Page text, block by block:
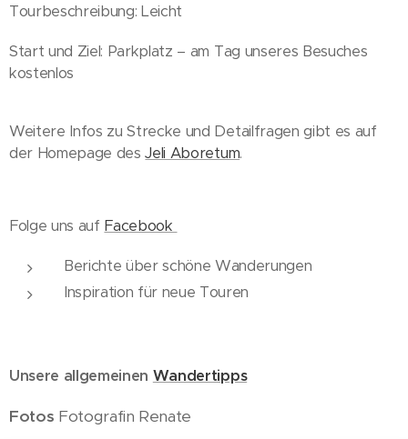
Tourbeschreibung: Leicht
Start und Ziel: Parkplatz – am Tag unseres Besuches
kostenlos
Weitere Infos zu Strecke und Detailfragen gibt es auf
der Homepage desJeli Aboretum.
Folge uns auf Facebook
Berichte über schöne Wanderungen
Inspiration für neue Touren
Unsere allgemeinen Wandertipps
Fotos Fotografin Renate